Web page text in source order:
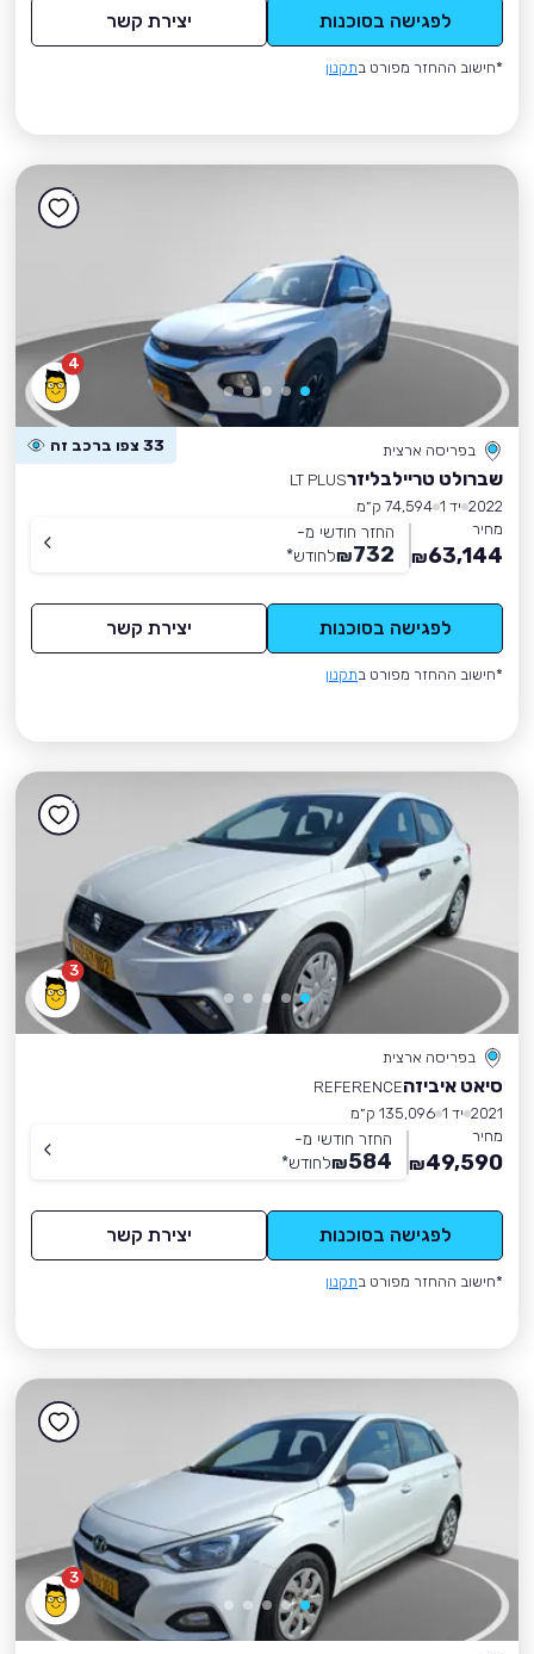
לפגישה בסוכנות יצירת קשר
*חישוב ההחזר מפורט בתקנון
4
בפריסה ארצית 33 צפו ברכב זה
שברולט טריילבליזרLT PLUS
2022 יד 1
74,594 ק״מ
מחיר
63,144
₪
החזר חודשי מ-
732
₪לחודש*
לפגישה בסוכנות יצירת קשר
*חישוב ההחזר מפורט בתקנון
3
בפריסה ארצית
סיאט איביזהREFERENCE
2021 יד 1
135,096 ק״מ
מחיר
49,590
₪
החזר חודשי מ-
584
₪לחודש*
לפגישה בסוכנות יצירת קשר
*חישוב ההחזר מפורט בתקנון
3